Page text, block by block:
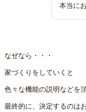
本当に
なぜなら・・・
家づくりをしていくと
色々な機能の説明などを
最終的に、決定するのは